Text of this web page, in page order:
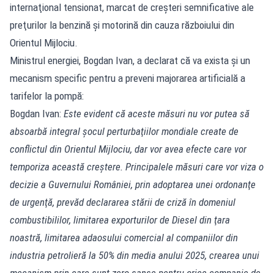
internaţional tensionat, marcat de creşteri semnificative ale
preţurilor la benzină şi motorină din cauza războiului din
Orientul Mijlociu.
Ministrul energiei, Bogdan Ivan, a declarat că va exista şi un
mecanism specific pentru a preveni majorarea artificială a
tarifelor la pompă:
Bogdan Ivan: Este evident că aceste măsuri nu vor putea să
absoarbă integral şocul perturbaţiilor mondiale create de
conflictul din Orientul Mijlociu, dar vor avea efecte care vor
temporiza această creştere. Principalele măsuri care vor viza o
decizie a Guvernului României, prin adoptarea unei ordonanţe
de urgenţă, prevăd declararea stării de criză în domeniul
combustibililor, limitarea exporturilor de Diesel din ţara
noastră, limitarea adaosului comercial al companiilor din
industria petrolieră la 50% din media anului 2025, crearea unui